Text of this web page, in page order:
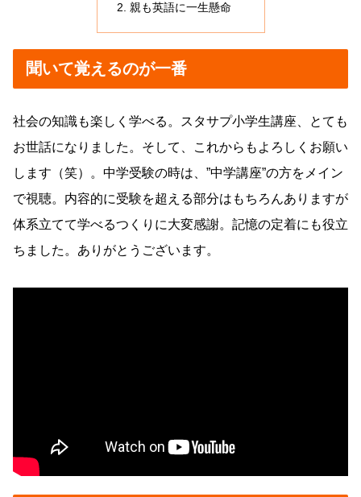
親も英語に一生懸命
聞いて覚えるのが一番
社会の知識も楽しく学べる。スタサプ小学生講座、とても
お世話になりました。そして、これからもよろしくお願い
します（笑）。中学受験の時は、”中学講座”の方をメイン
で視聴。内容的に受験を超える部分はもちろんありますが
体系立てて学べるつくりに大変感謝。記憶の定着にも役立
ちました。ありがとうございます。